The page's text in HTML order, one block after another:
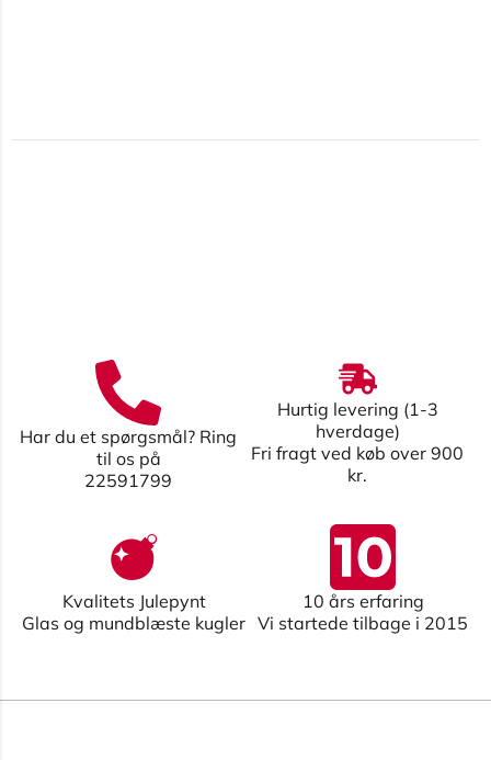
Har du et spørgsmål? Ring
til os på
22591799
Hurtig levering (1-3
hverdage)
Fri fragt ved køb over 900
kr.
Kvalitets Julepynt
Glas og mundblæste kugler
10 års erfaring
Vi startede tilbage i 2015